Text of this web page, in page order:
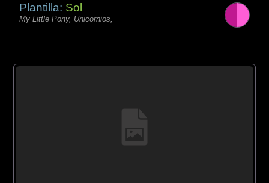
Plantilla: Sol
My Little Pony, Unicornios,